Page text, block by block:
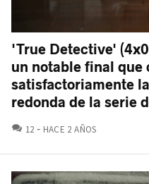
'True Detective'
un notable final que
satisfactoriamente
redonda de la serie
12 COMENTARIOS
HACE 2 AÑOS